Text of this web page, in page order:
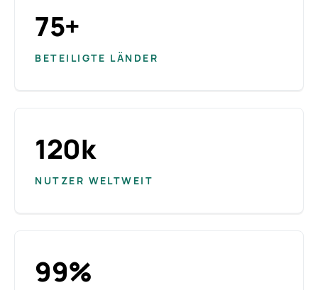
75+
BETEILIGTE LÄNDER
120k
NUTZER WELTWEIT
99%